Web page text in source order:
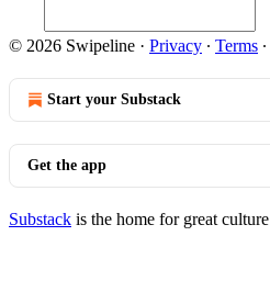
© 2026 Swipeline · Privacy ∙ Terms ∙
Start your Substack
Get the app
Substack is the home for great culture